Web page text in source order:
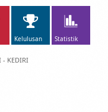
Kelulusan Statistik
- KEDIRI